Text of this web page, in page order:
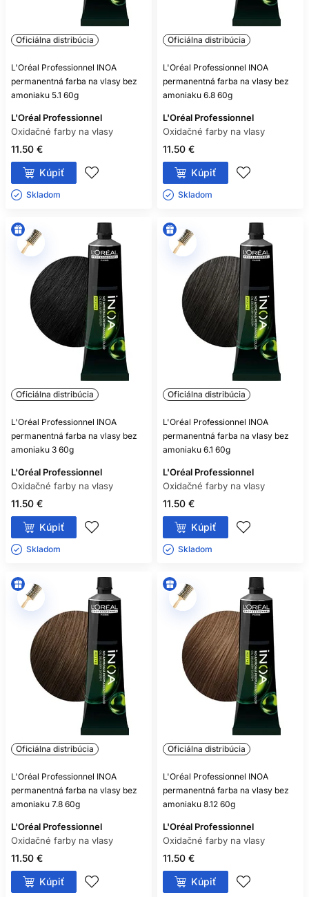
Oficiálna distribúcia
L'Oréal Professionnel INOA
permanentná farba na vlasy bez
amoniaku 5.1 60g
L'Oréal Professionnel
Oxidačné farby na vlasy
11.50 €
Kúpiť
Skladom ㅤ
Oficiálna distribúcia
L'Oréal Professionnel INOA
permanentná farba na vlasy bez
amoniaku 6.8 60g
L'Oréal Professionnel
Oxidačné farby na vlasy
11.50 €
Kúpiť
Skladom ㅤ
Oficiálna distribúcia
L'Oréal Professionnel INOA
permanentná farba na vlasy bez
amoniaku 3 60g
L'Oréal Professionnel
Oxidačné farby na vlasy
11.50 €
Kúpiť
Skladom ㅤ
Oficiálna distribúcia
L'Oréal Professionnel INOA
permanentná farba na vlasy bez
amoniaku 6.1 60g
L'Oréal Professionnel
Oxidačné farby na vlasy
11.50 €
Kúpiť
Skladom ㅤ
Oficiálna distribúcia
L'Oréal Professionnel INOA
permanentná farba na vlasy bez
amoniaku 7.8 60g
L'Oréal Professionnel
Oxidačné farby na vlasy
11.50 €
Kúpiť
Oficiálna distribúcia
L'Oréal Professionnel INOA
permanentná farba na vlasy bez
amoniaku 8.12 60g
L'Oréal Professionnel
Oxidačné farby na vlasy
11.50 €
Kúpiť